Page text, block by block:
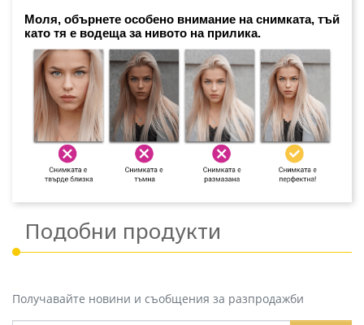
Моля, обърнете особено внимание на снимката, тъй
като тя е водеща за нивото на прилика.
Подобни продукти
Получавайте новини и съобщения за разпродажби